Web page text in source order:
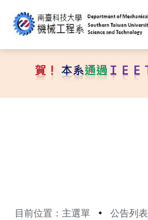
目前位置：主選單 公告列表
:::